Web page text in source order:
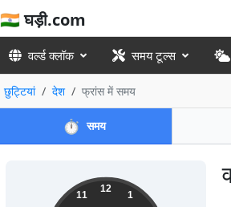
🇮🇳 घड़ी.com
वर्ल्ड क्लॉक समय टूल्स
छुट्टियां देश फ्रांस में समय
⏱️ समय
12
1
11